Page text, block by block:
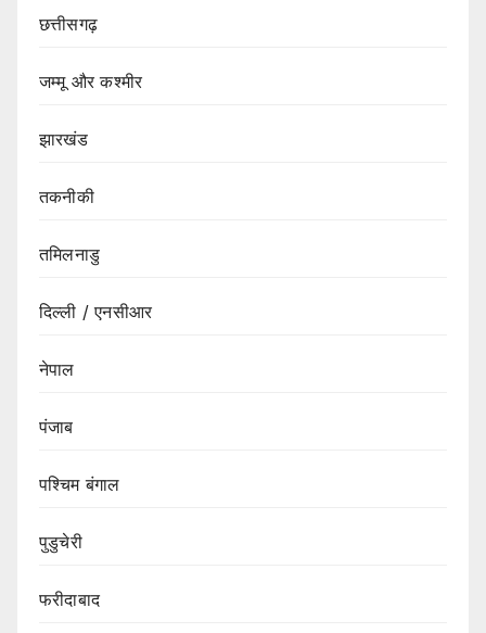
छत्तीसगढ़
जम्मू और कश्मीर
झारखंड
तकनीकी
तमिलनाडु
दिल्ली / एनसीआर
नेपाल
पंजाब
पश्चिम बंगाल
पुडुचेरी
फरीदाबाद